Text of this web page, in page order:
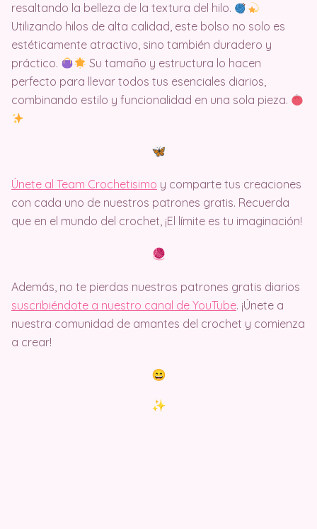
resaltando la belleza de la textura del hilo.
Utilizando hilos de alta calidad, este bolso no solo es
estéticamente atractivo, sino también duradero y
práctico.
Su tamaño y estructura lo hacen
perfecto para llevar todos tus esenciales diarios,
combinando estilo y funcionalidad en una sola pieza.
Únete al Team Crochetisimo y comparte tus creaciones
con cada uno de nuestros patrones gratis. Recuerda
que en el mundo del crochet, ¡El límite es tu imaginación!
Además, no te pierdas nuestros patrones gratis diarios
suscribiéndote a nuestro canal de YouTube. ¡Únete a
nuestra comunidad de amantes del crochet y comienza
a crear!